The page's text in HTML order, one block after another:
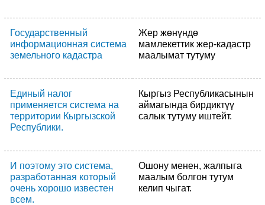
Государственный
информационная система
земельного кадастра
Жер жөнүндө
мамлекеттик жер-кадастр
маалымат тутуму
Единый налог
применяется система на
территории Кыргызской
Республики.
Кыргыз Республикасынын
аймагында бирдиктүү
салык тутуму иштейт.
И поэтому это система,
разработанная который
очень хорошо известен
всем.
Ошону менен, жалпыга
маалым болгон тутум
келип чыгат.